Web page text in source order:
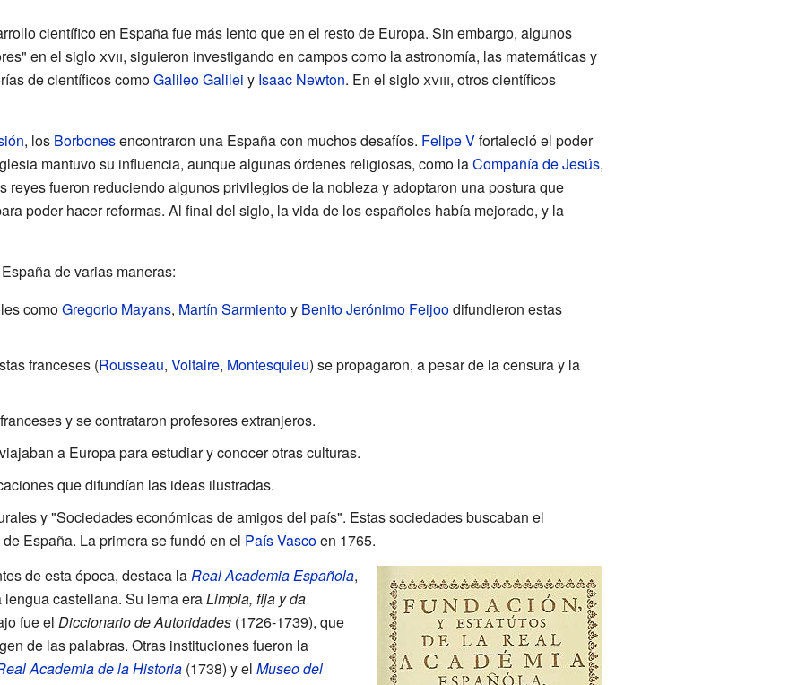
científico en España fue más lento que en el resto de Europa. Sin embargo, algunos
en el sigloxvii, siguieron investigando en campos como la astronomía, las matemáticas y
de científicos comoGalileo Galilei y Isaac Newton. En el sigloxviii, otros científicos
, los Borbonesencontraron una España con muchos desafíos. Felipe Vfortaleció el poder
mantuvo su influencia, aunque algunas órdenes religiosas, como laCompañía de Jesús,
reyes fueron reduciendo algunos privilegios de la nobleza y adoptaron una postura que
poder hacer reformas. Al final del siglo, la vida de los españoles había mejorado, y la
de varias maneras:
comoGregorio Mayans, Martín Sarmientoy Benito Jerónimo Feijoodifundieron estas
franceses (Rousseau, Voltaire, Montesquieu) se propagaron, a pesar de la censura y la
y se contrataron profesores extranjeros.
a Europa para estudiar y conocer otras culturas.
que difundían las ideas ilustradas.
y "Sociedades económicas de amigos del país". Estas sociedades buscaban el
España. La primera se fundó en el País Vascoen 1765.
de esta época, destaca laReal Academia Española,
castellana. Su lema eraLimpia, fija y da
fue el Diccionario de Autoridades(1726-1739), que
de las palabras. Otras instituciones fueron la
Academia de la Historia(1738) y el Museo del